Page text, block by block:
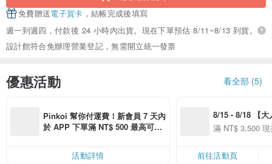
免費贈送電子賀卡 ，結帳完成後填寫
週一到週四，付款後 24 小時內出貨。現在下單預估 8/11~8/13 到貨。
設計館符合免辦理營業登記，無需開立統一發票
優惠活動 看全部 (5)
Pinkoi 幫你付運費！新會員 7 天內
於 APP 下單滿 NT$ 500 最高可折
活動詳情
8/15 - 8/18 【大
季】滿
滿 NT$ 3,500
前往活動頁